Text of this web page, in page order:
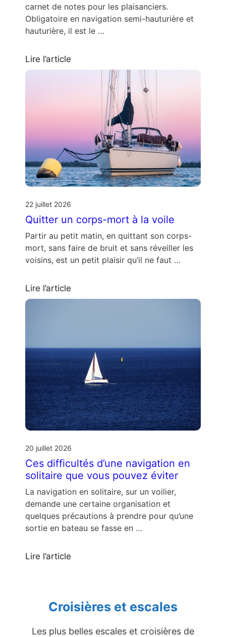
carnet de notes pour les plaisanciers.
Obligatoire en navigation semi-hauturière et
hauturière, il est le …
Lire l’article
22 juillet 2026
Quitter un corps-mort à la voile
Partir au petit matin, en quittant son corps-
mort, sans faire de bruit et sans réveiller les
voisins, est un petit plaisir qu’il ne faut …
Lire l’article
20 juillet 2026
Ces difficultés d’une navigation en
solitaire que vous pouvez éviter
La navigation en solitaire, sur un voilier,
demande une certaine organisation et
quelques précautions à prendre pour qu’une
sortie en bateau se fasse en …
Lire l’article
Croisières et escales
Les plus belles escales et croisières de